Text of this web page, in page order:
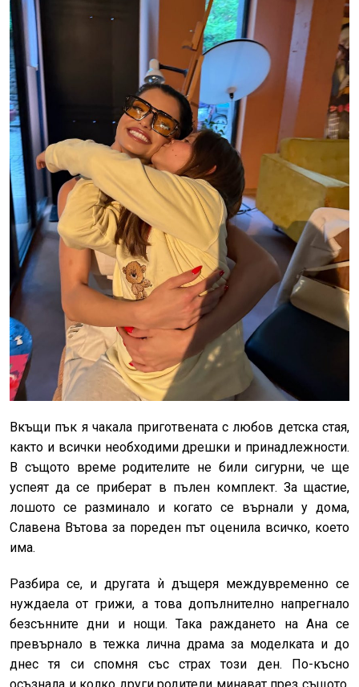
Вкъщи пък я чакала приготвената с любов детска стая,
както и всички необходими дрешки и принадлежности.
В същото време родителите не били сигурни, че ще
успеят да се приберат в пълен комплект. За щастие,
лошото се разминало и когато се върнали у дома,
Славена Вътова за пореден път оценила всичко, което
има.
Разбира се, и другата ѝ дъщеря междувременно се
нуждаела от грижи, а това допълнително напрегнало
безсънните дни и нощи. Така раждането на Ана се
превърнало в тежка лична драма за моделката и до
днес тя си спомня със страх този ден. По-късно